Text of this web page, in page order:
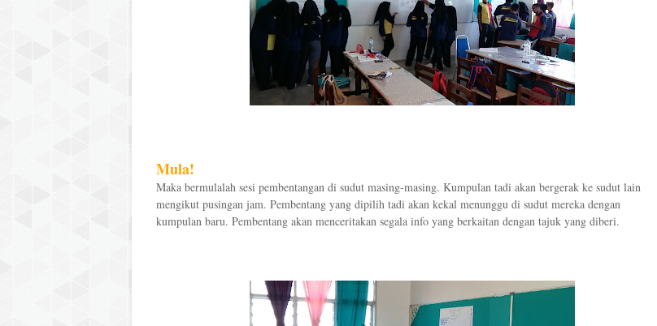
Mula!
Maka bermulalah sesi pembentangan di sudut masing-masing. Kumpulan tadi akan bergerak ke sudut lain
mengikut pusingan jam. Pembentang yang dipilih tadi akan kekal menunggu di sudut mereka dengan
kumpulan baru. Pembentang akan menceritakan segala info yang berkaitan dengan tajuk yang diberi.